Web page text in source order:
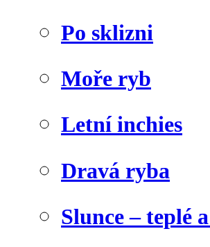
Po sklizni
Moře ryb
Letní inchies
Dravá ryba
Slunce – teplé